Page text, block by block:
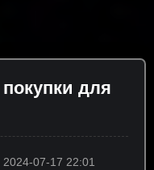
для
2024-07-17 22:01